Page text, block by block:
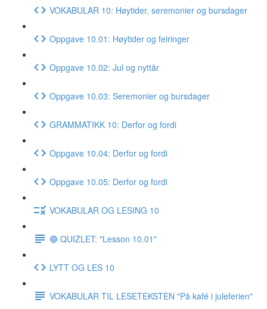
VOKABULAR 10: Høytider, seremonier og bursdager
Oppgave 10.01: Høytider og feiringer
Oppgave 10.02: Jul og nyttår
Oppgave 10.03: Seremonier og bursdager
GRAMMATIKK 10: Derfor og fordi
Oppgave 10.04: Derfor og fordi
Oppgave 10.05: Derfor og fordi
VOKABULAR OG LESING 10
🔵 QUIZLET: "Lesson 10.01"
LYTT OG LES 10
VOKABULAR TIL LESETEKSTEN "På kafé i juleferien"